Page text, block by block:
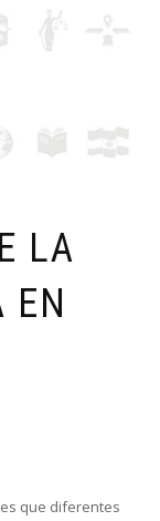
LA
EN
que diferentes